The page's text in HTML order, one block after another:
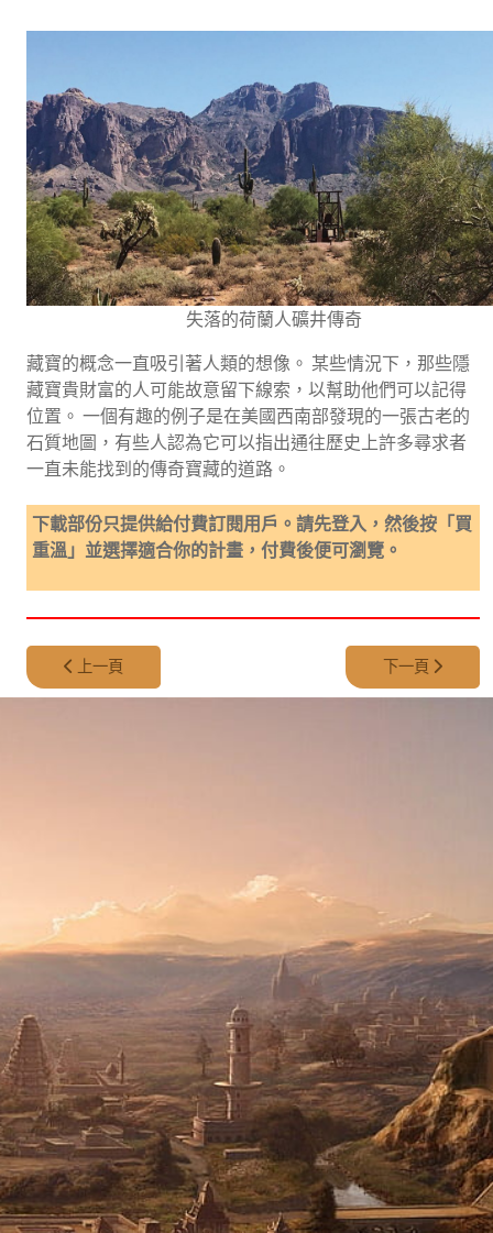
失落的荷蘭人礦井傳奇
藏寶的概念一直吸引著人類的想像。 某些情況下，那些隱
藏寶貴財富的人可能故意留下線索，以幫助他們可以記得
位置。 一個有趣的例子是在美國西南部發現的一張古老的
石質地圖，有些人認為它可以指出通往歷史上許多尋求者
一直未能找到的傳奇寶藏的道路。
下載部份只提供給付費訂閱用戶。請先登入，然後按「買
重溫」並選擇適合你的計畫，付費後便可瀏覽。
上一篇文章: 第 303 集 - 兩件歷史懸案
上一頁 下一篇文章: 第
下一頁